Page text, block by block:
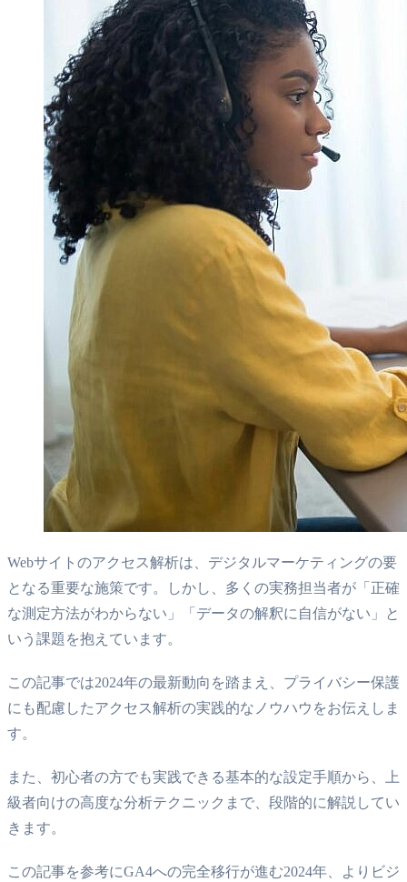
Webサイトのアクセス解析は、デジタルマーケティングの要
となる重要な施策です。しかし、多くの実務担当者が「正確
な測定方法がわからない」「データの解釈に自信がない」と
いう課題を抱えています。
この記事では2024年の最新動向を踏まえ、プライバシー保護
にも配慮したアクセス解析の実践的なノウハウをお伝えしま
す。
また、初心者の方でも実践できる基本的な設定手順から、上
級者向けの高度な分析テクニックまで、段階的に解説してい
きます。
この記事を参考にGA4への完全移行が進む2024年、よりビジ